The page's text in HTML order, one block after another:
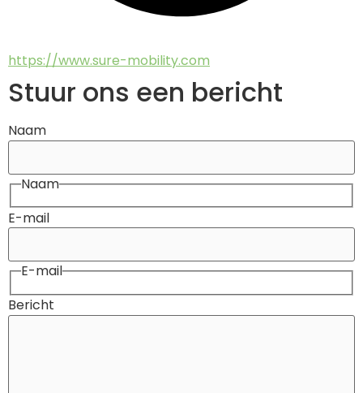
https://www.sure-mobility.com
Stuur ons een bericht
Naam
Naam
E-mail
E-mail
Bericht